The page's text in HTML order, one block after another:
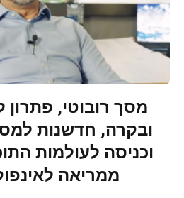
מסך רובוטי,
ובקרה, חדשנות
ממריאה לאינפוקום